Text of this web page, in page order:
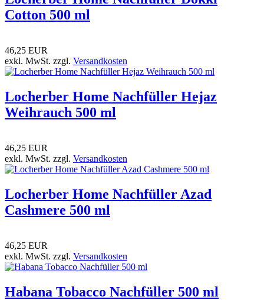
Cotton 500 ml
46,25 EUR
exkl. MwSt. zzgl. Versandkosten
Locherber Home Nachfüller Hejaz
Weihrauch 500 ml
46,25 EUR
exkl. MwSt. zzgl. Versandkosten
Locherber Home Nachfüller Azad
Cashmere 500 ml
46,25 EUR
exkl. MwSt. zzgl. Versandkosten
Habana Tobacco Nachfüller 500 ml